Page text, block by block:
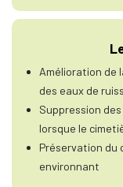
Amélioration de
des eaux de
Suppression
lorsque le
Préservation du
environnant